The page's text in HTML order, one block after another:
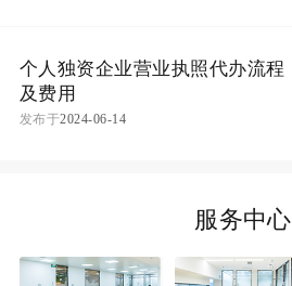
个人独资企业营业执照代办流程
及费用
发布于2024-06-14
服务中心